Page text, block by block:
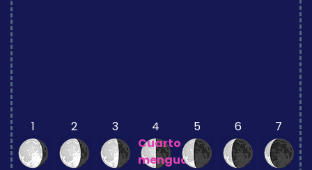
1 2 3
4
Cuarto
menguante
5 6 7